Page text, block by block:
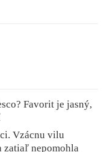
Favorit je jasný,
Vzácnu vilu
zatiaľ nepomohla